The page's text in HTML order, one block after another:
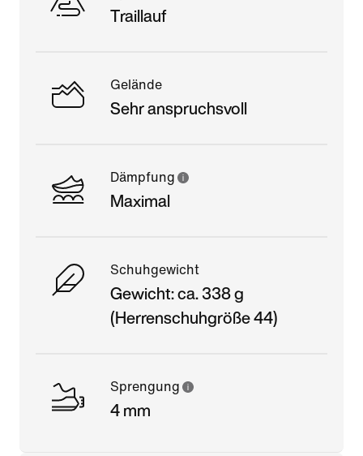
Traillauf
Gelände
Sehr anspruchsvoll
Dämpfung
Maximal
Schuhgewicht
Gewicht: ca. 338 g
(Herrenschuhgröße 44)
Sprengung
4 mm